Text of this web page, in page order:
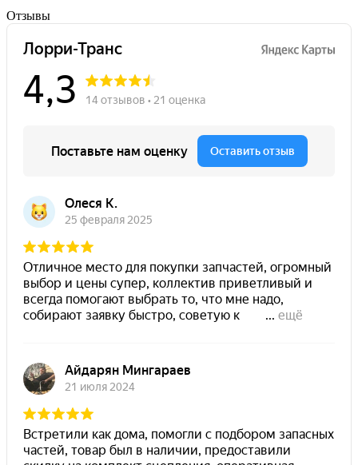
Отзывы